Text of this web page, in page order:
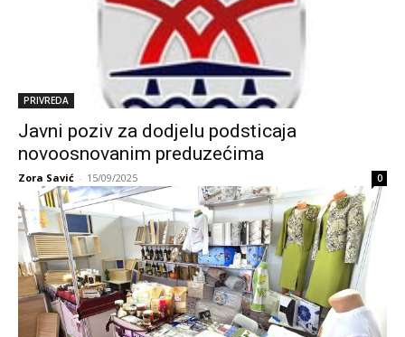
PRIVREDA
Javni poziv za dodjelu podsticaja
novoosnovanim preduzećima
Zora Savić - 15/09/2025 0